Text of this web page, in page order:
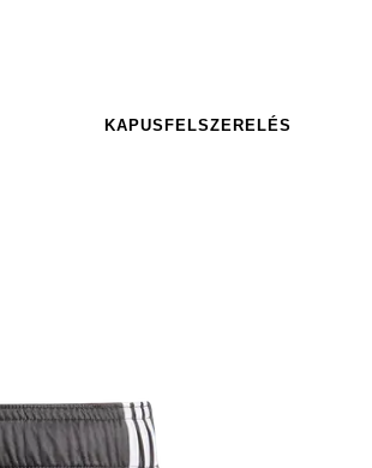
KAPUSFELSZERELÉS